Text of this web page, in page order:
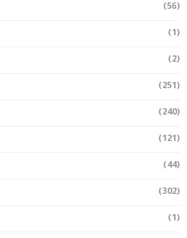
(56)
(1)
(2)
(251)
(240)
(121)
(44)
(302)
(1)